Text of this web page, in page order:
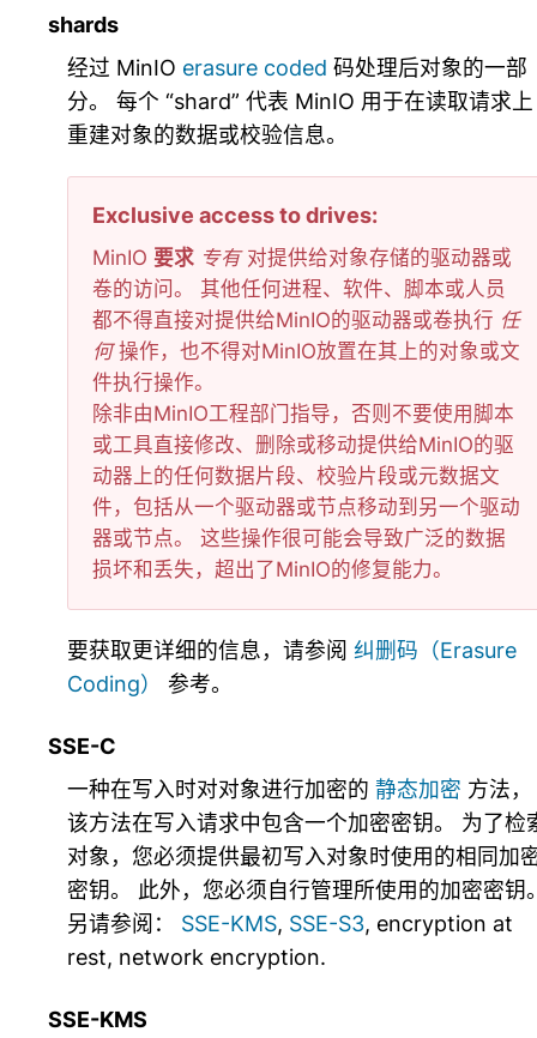
shards
经过 MinIO erasure coded 码处理后对象的一部
分。 每个 “shard” 代表 MinIO 用于在读取请求上
重建对象的数据或校验信息。
Exclusive access to drives
MinIO 要求 专有对提供给对象存储的驱动器或
卷的访问。 其他任何进程、软件、脚本或人员
都不得直接对提供给MinIO的驱动器或卷执行 任
何操作，也不得对MinIO放置在其上的对象或文
件执行操作。
除非由MinIO工程部门指导，否则不要使用脚本
或工具直接修改、删除或移动提供给MinIO的驱
动器上的任何数据片段、校验片段或元数据文
件，包括从一个驱动器或节点移动到另一个驱动
器或节点。 这些操作很可能会导致广泛的数据
损坏和丢失，超出了MinIO的修复能力。
要获取更详细的信息，请参阅 纠删码（Erasure
Coding）
参考。
SSE-C
一种在写入时对对象进行加密的 静态加密 方法，
该方法在写入请求中包含一个加密密钥。 为了检
对象，您必须提供最初写入对象时使用的相同加
密钥。 此外，您必须自行管理所使用的加密密钥
另请参阅： SSE-KMS, SSE-S3, encryption at
rest, network encryption.
SSE-KMS